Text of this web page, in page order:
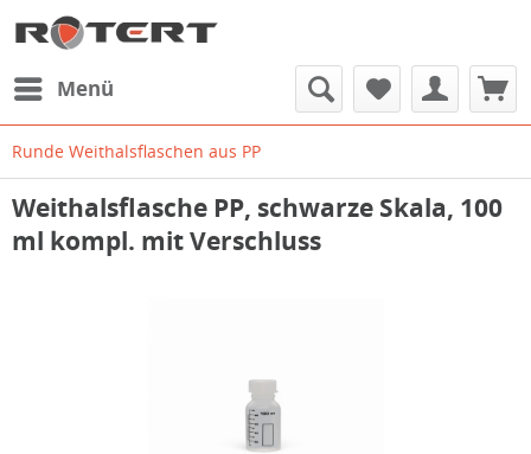
Menü
Runde Weithalsflaschen aus PP
Weithalsflasche PP, schwarze Skala, 100
ml kompl. mit Verschluss